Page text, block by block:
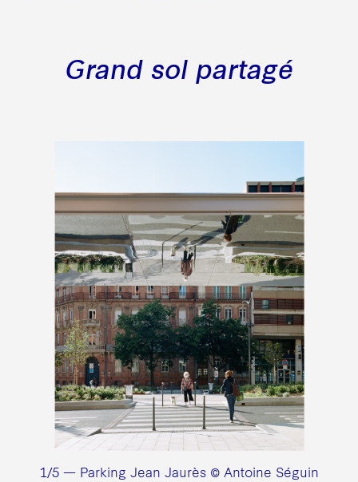
Grand sol partagé
1/5 — Parking Jean Jaurès © Antoine Séguin